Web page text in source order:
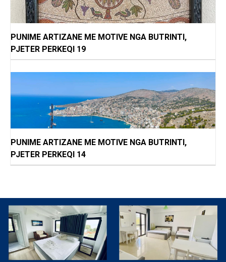
PUNIME ARTIZANE ME MOTIVE NGA BUTRINTI,
PJETER PERKEQI 19
PUNIME ARTIZANE ME MOTIVE NGA BUTRINTI,
PJETER PERKEQI 14